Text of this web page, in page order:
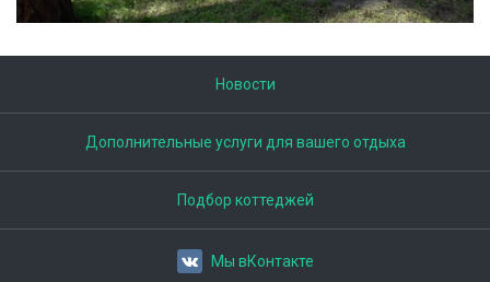
Новости
Дополнительные услуги для вашего отдыха
Подбор коттеджей
Мы вКонтакте